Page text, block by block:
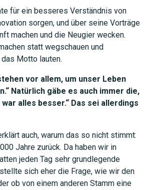
für ein besseres Verständnis von
sorgen, und über seine Vorträge
machen und die Neugier wecken.
statt wegschauen und
Motto lauten.
vor allem, um unser Leben
Natürlich gäbe es auch immer die,
alles besser.“ Das sei allerdings
auch, warum das so nicht stimmt:
Jahre zurück. Da haben wir in
jeden Tag sehr grundlegende
sich eher die Frage, wie wir den
ob von einem anderen Stamm eine